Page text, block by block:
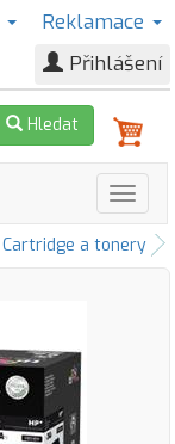
Reklamace
Přihlášení
Hledat
Cartridge a tonery